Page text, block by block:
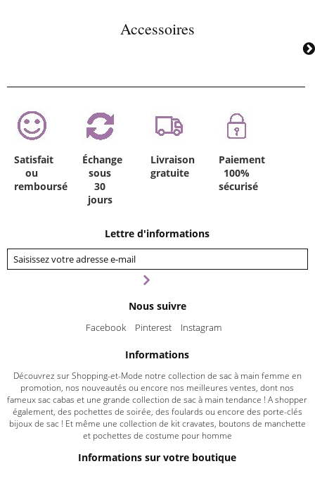
Accessoires
Satisfait
ou
remboursé
Échange
sous
30
jours
Livraison
gratuite
Paiement
100%
sécurisé
Lettre d'informations
Nous suivre
Facebook Pinterest Instagram
Informations
Découvrez sur Shopping-et-Mode notre collection de sac à main femme en
promotion, nos nouveautés ou encore nos meilleures ventes, dont nos
fameux sac cabas et une grande collection de sac à main tendance ! A shopper
également, des pochettes de soirée, des foulards ou encore des porte-clés
bijoux de sac ! Et même une collection de kit cravates, boutons de manchette
et pochettes de costume pour homme
Informations sur votre boutique